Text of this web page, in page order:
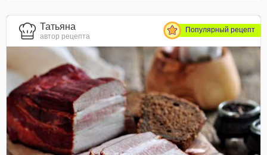
Татьяна
автор рецепта
Популярный рецепт